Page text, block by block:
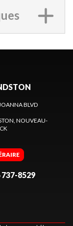
BLVD
, NOUVEAU-
737-8529